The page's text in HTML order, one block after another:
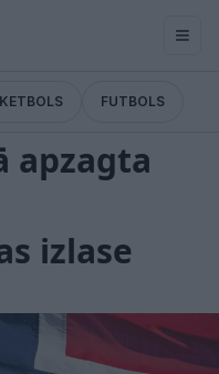
FUTBOLS
apzagta
izlase